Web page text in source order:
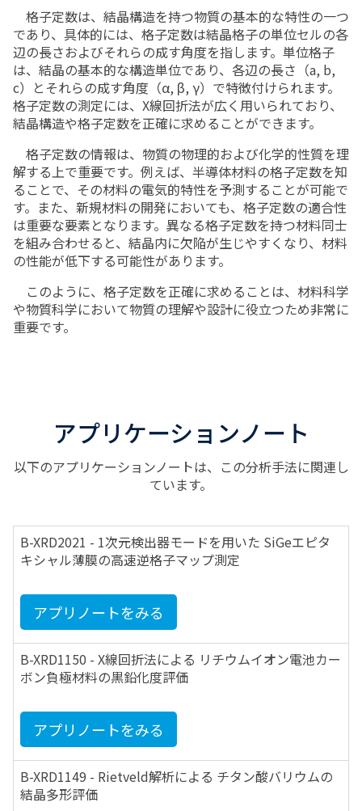
格子定数は、結晶構造を持つ物質の基本的な特性の一つ
であり、具体的には、格子定数は結晶格子の単位セルの各
辺の長さおよびそれらの成す角度を指します。単位格子
は、結晶の基本的な構造単位であり、各辺の長さ（a, b,
c）とそれらの成す角度（α, β, γ）で特徴付けられます。
格子定数の測定には、 X線回折法が広く用いられており、
結晶構造や格子定数を正確に求めることができます。
格子定数の情報は、物質の物理的および化学的性質を理
解する上で重要です。例えば、半導体材料の格子定数を知
ることで、その材料の電気的特性を予測することが可能で
す。また、新規材料の開発においても、格子定数の適合性
は重要な要素となります。異なる格子定数を持つ材料同士
を組み合わせると、結晶内に欠陥が生じやすくなり、材料
の性能が低下する可能性があります。
このように、格子定数を正確に求めることは、材料科学
や物質科学において物質の理解や設計に役立つため非常に
重要です。
アプリケーションノート
以下のアプリケーションノートは、この分析手法に関連し
ています。
B-XRD2021 - 1次元検出器モードを用いた SiGeエピタ
キシャル薄膜の高速逆格子マップ測定
アプリノートをみる
B-XRD1150 - X線回折法による リチウムイオン電池カー
ボン負極材料の黒鉛化度評価
アプリノートをみる
B-XRD1149 - Rietveld解析による チタン酸バリウムの
結晶多形評価